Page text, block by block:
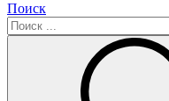
Поиск